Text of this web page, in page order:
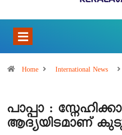
Home International News
പാപ്പാ :
ആദ്യയിടമാണ്